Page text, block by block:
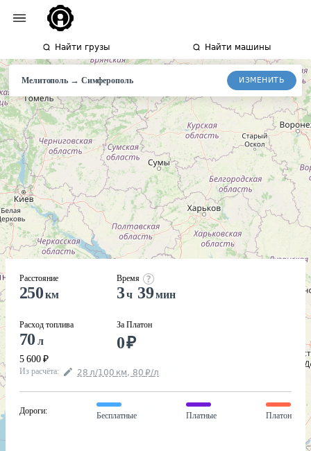
Найти грузы Найти машины
Мелитополь → Симферополь ИЗМЕНИТЬ
Расстояние
250км
Расход топлива
70 л
5 600 ₽
Время
3ч 39мин
За Платон
0₽
Из расчёта: 28 л/100 км, 80 ₽/л
Дороги:
Бесплатные Платные Платон